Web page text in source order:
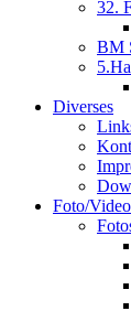
32.
BM
Diverses
Foto/Video